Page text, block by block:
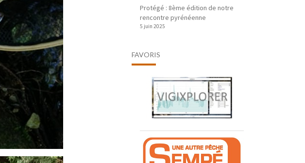
Protégé : 8ème édition de notre
rencontre pyrénéenne
5 juin 2025
FAVORIS